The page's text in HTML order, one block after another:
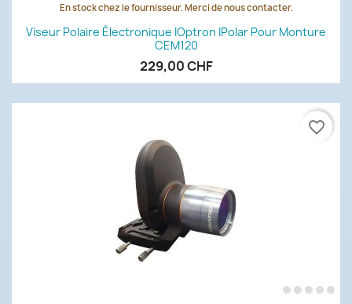
En stock chez le fournisseur. Merci de nous contacter.
Viseur Polaire Électronique IOptron IPolar Pour Monture
CEM120
229,00 CHF
favorite_border